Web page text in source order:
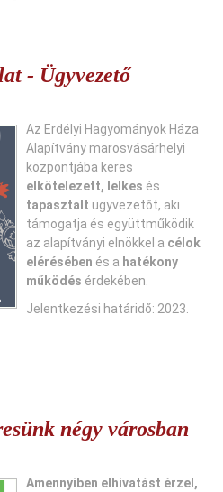
- Ügyvezető
Az Erdélyi Hagyományok Háza
Alapítvány marosvásárhelyi
központjába keres
elkötelezett, lelkes és
tapasztalt ügyvezetőt, aki
támogatja és együttműködik
az alapítványi elnökkel a célok
elérésében és a hatékony
működés érdekében.
Jelentkezési határidő: 2023.
négy városban
Amennyiben elhivatást érzel,